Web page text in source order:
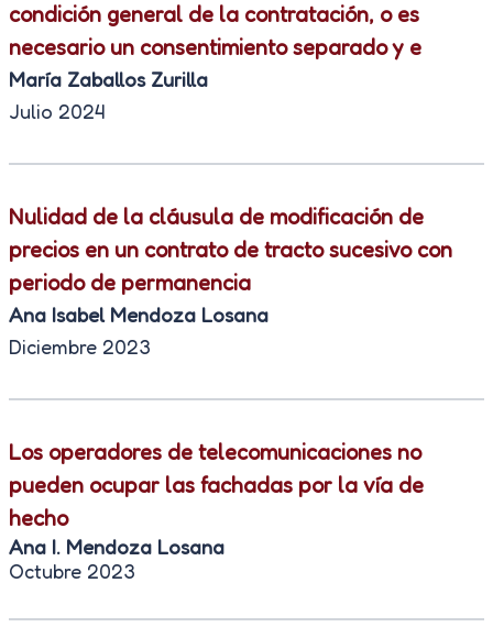
condición general de la contratación, o es
necesario un consentimiento separado y e
María Zaballos Zurilla
Julio 2024
Nulidad de la cláusula de modificación de
precios en un contrato de tracto sucesivo con
periodo de permanencia
Ana Isabel Mendoza Losana
Diciembre 2023
Los operadores de telecomunicaciones no
pueden ocupar las fachadas por la vía de
hecho
Ana I. Mendoza Losana
Octubre 2023